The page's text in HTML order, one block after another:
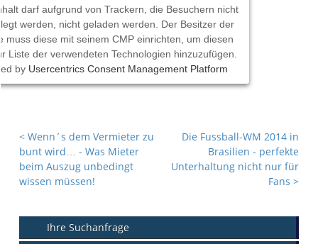
darf aufgrund von Trackern, die Besuchern nicht
werden, nicht geladen werden. Der Besitzer der
muss diese mit seinem CMP einrichten, um diesen
Liste der verwendeten Technologien hinzuzufügen.
by Usercentrics Consent Management Platform
< Wenn´s dem Vermieter zu
bunt wird… - Was Mieter
beim Auszug unbedingt
wissen müssen!
Die Fussball-WM 2014 in
Brasilien - perfekte
Unterhaltung nicht nur für
Fans >
Ihre Suchanfrage